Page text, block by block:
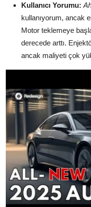
Kullanıcı Yorumu:
kullanıyorum, ancak
Motor teklemeye
derecede arttı.
ancak maliyeti çok